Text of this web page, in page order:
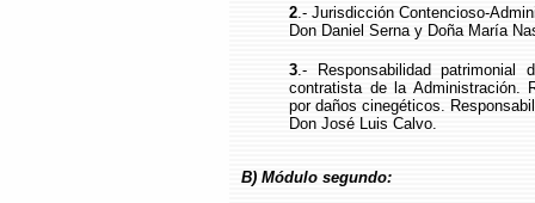
2.- Jurisdicción Contencioso-
Don Daniel Serna y Doña María
3.- Responsabilidad patrimonial
contratista de la Administración.
por daños cinegéticos.
Don José Luis Calvo.
B) Módulo segundo: